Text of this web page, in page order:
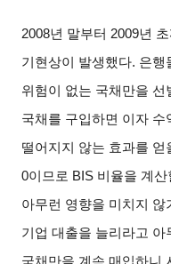
2008년 말부터 2009년
기현상이 발생했다. 은행
위험이 없는 국채만을 선
국채를 구입하면 이자
떨어지지 않는 효과를
0이므로 BIS 비율을 계
아무런 영향을 미치지 않
기업 대출을 늘리라고